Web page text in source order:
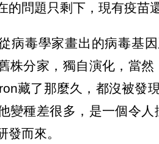
的問題只剩下，現有疫苗
病毒學家畫出的病毒基
株分家，獨自演化，當
藏了那麼久，都沒被發
變種差很多，是一個令
發而來。